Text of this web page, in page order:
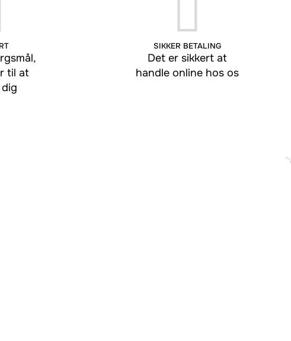
til at
SIKKER BETALING
Det er sikkert at
handle online hos os